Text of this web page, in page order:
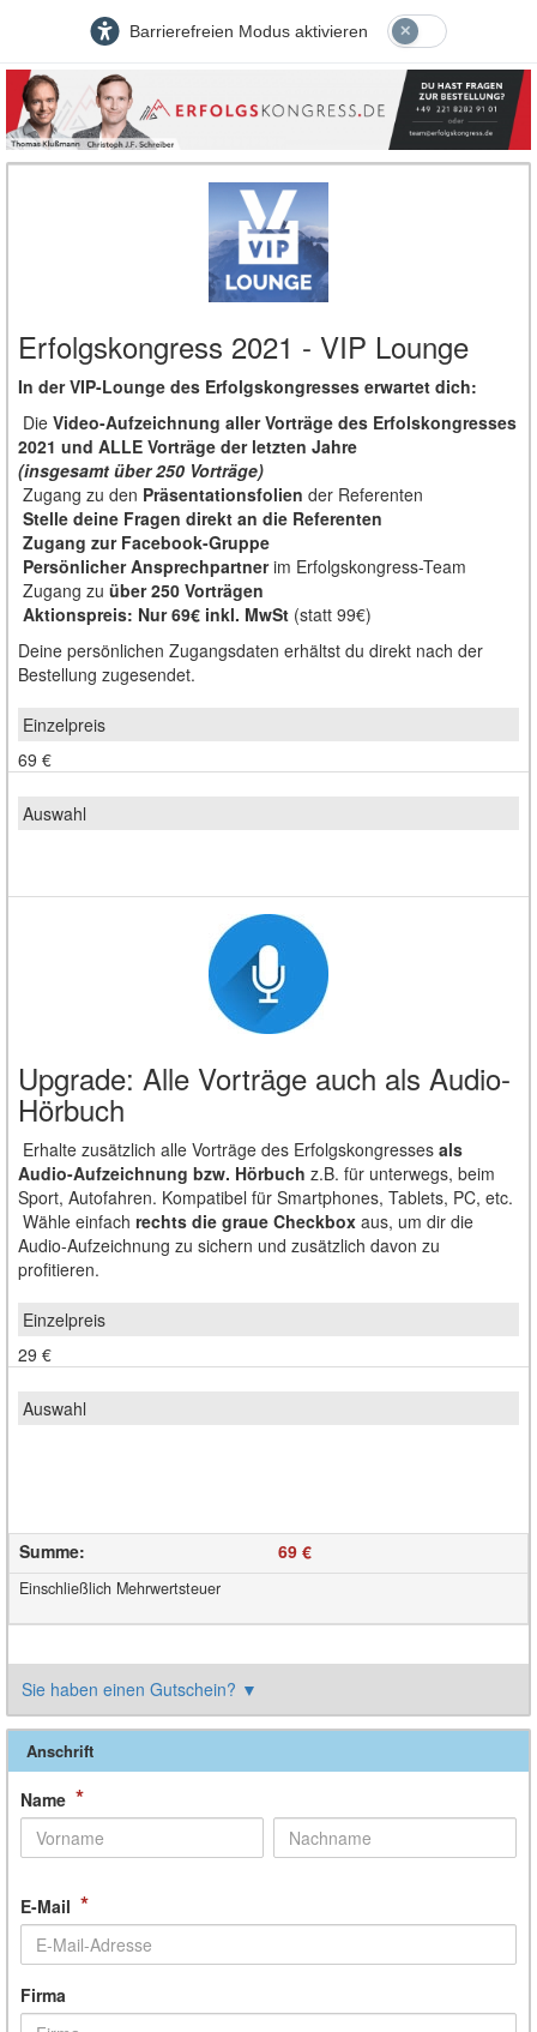
Barrierefreien Modus aktivieren
Erfolgskongress 2021 - VIP Lounge
In der VIP-Lounge des Erfolgskongresses erwartet dich:
Die Video-Aufzeichnung aller Vorträge des Erfolskongresses
2021 und ALLE Vorträge der letzten Jahre
(insgesamt über 250 Vorträge)
Zugang zu den Präsentationsfolien der Referenten
Stelle deine Fragen direkt an die Referenten
Zugang zur Facebook-Gruppe
Persönlicher Ansprechpartnerim Erfolgskongress-Team
Zugang zu über 250 Vorträgen
Aktionspreis: Nur 69€ inkl. MwSt (statt 99€)
Deine persönlichen Zugangsdaten erhältst du direkt nach der
Bestellung zugesendet.
69 €
Upgrade: Alle Vorträge auch als Audio-
Hörbuch
Erhalte zusätzlich alle Vorträge des Erfolgskongresses als
Audio-Aufzeichnung bzw. Hörbuch z.B. für unterwegs, beim
Sport, Autofahren. Kompatibel für Smartphones, Tablets, PC, etc.
Wähle einfach rechts die graue Checkbox aus, um dir die
Audio-Aufzeichnung zu sichern und zusätzlich davon zu
profitieren.
29 €
Summe: 69 €
Einschließlich Mehrwertsteuer
Sie haben einen Gutschein? ▼
Anschrift
Name *
E-Mail *
Firma